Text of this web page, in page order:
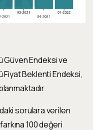
Güven Endeksi ve
Fiyat Beklenti Endeksi,
sorulara verilen
100 değeri